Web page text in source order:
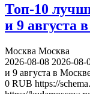
Топ-10
и 9 августа
Москва Москва
2026-08-08 2026-08-
и 9 августа в
0 RUB https://